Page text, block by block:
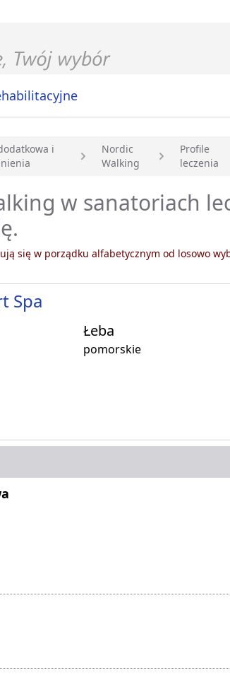
i
Nordic
Walking
Profile
leczenia
w sanatoriach
się w porządku alfabetycznym od losowo
Spa
Łeba
pomorskie